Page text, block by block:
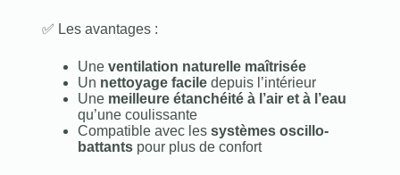
✅ Les avantages :
Une ventilation naturelle maîtrisée
Un nettoyage faciledepuis l’intérieur
Une meilleure étanchéité à l’air et à l’eau
qu’une coulissante
Compatible avec les systèmes oscillo-
battantspour plus de confort